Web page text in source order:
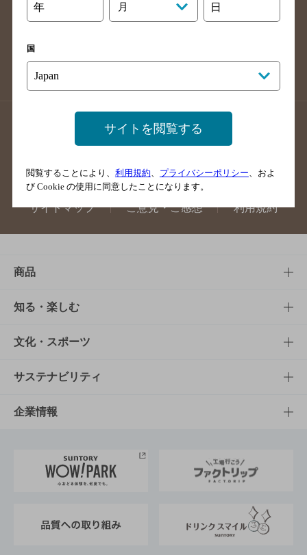
長崎県のバー検索
佐賀県のバー検索
店舗登録方法のご案内
店舗情報更新方法のご案内
掲載店舗様ログイン
サイトマップ ご意見・ご感想 利用規約
商品
商品TOP
商品一覧
商品発売情報
栄養成分一覧
知る・楽しむ
知る・楽しむTOP
キャンペーン
工場見学
地域情報
文化・スポーツ
文化・スポーツTOP
サントリーホール
サントリーサンバーズ大阪
サステナビリティ
サステナビリティTOP
サントリーが考えるサステナビリティ経営
企業情報
企業概要
年 月 日
国
サイトを閲覧する
閲覧することにより、 利用規約 プライバシーポリシー 、およ
び Cookie の使用に同意したことになります。